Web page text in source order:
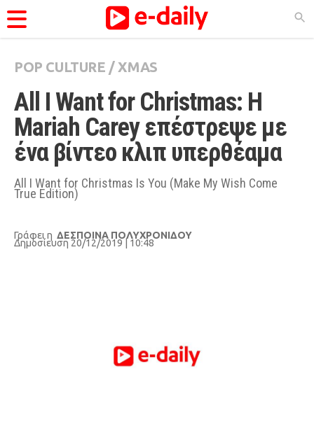
ΚΑΤΗΓΟΡΊΕΣ
Ειδήσεις
Θέματα
Videos
Podcasts
Life
POP CULTURE / XMAS
All I Want for Christmas: Η
Mariah Carey επέστρεψε με
ένα βίντεο κλιπ υπερθέαμα
All I Want for Christmas Is You (Make My Wish Come
True Edition)
Γράφει η ΔΕΣΠΟΙΝΑ ΠΟΛΥΧΡΟΝΙΔΟΥ
Δημοσίευση 20/12/2019 | 10:48